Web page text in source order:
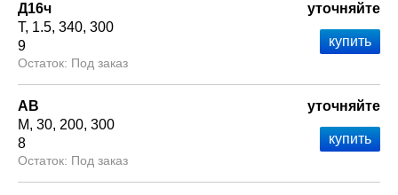
Д16ч
Т 1.5 340 300
9
Под заказ
уточняйте
АВ
М 30 200 300
8
Под заказ
уточняйте